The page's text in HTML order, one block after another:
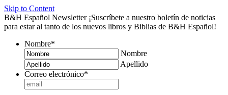
Skip to Content
B&H Español Newsletter ¡Suscríbete a nuestro boletín de noticias
para estar al tanto de los nuevos libros y Biblias de B&H Español!
Nombre*
Nombre
Apellido
Correo electrónico*